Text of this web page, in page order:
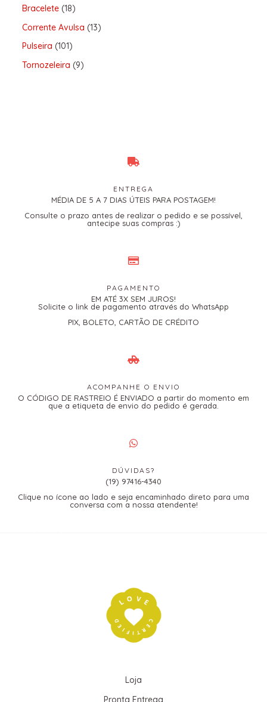
Bracelete 18
Corrente Avulsa 13
Pulseira 101
Tornozeleira 9
ENTREGA
MÉDIA DE 5 A 7 DIAS ÚTEIS PARA POSTAGEM!
Consulte o prazo antes de realizar o pedido e se possível,
antecipe suas compras :)
PAGAMENTO
EM ATÉ 3X SEM JUROS!
Solicite o link de pagamento através do WhatsApp
PIX, BOLETO, CARTÃO DE CRÉDITO
ACOMPANHE O ENVIO
O CÓDIGO DE RASTREIO É ENVIADO a partir do momento em
que a etiqueta de envio do pedido é gerada.
DÚVIDAS?
(19) 97416-4340
Clique no ícone ao lado e seja encaminhado direto para uma
conversa com a nossa atendente!
Loja
Pronta Entrega